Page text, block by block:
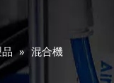
» 混合機